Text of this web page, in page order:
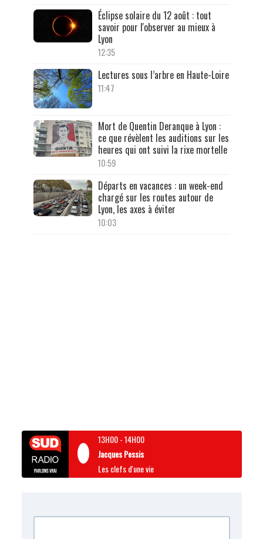
Éclipse solaire du 12 août : tout
savoir pour l'observer au mieux à
Lyon
12:35
Lectures sous l’arbre en Haute-Loire
11:47
Mort de Quentin Deranque à Lyon :
ce que révèlent les auditions sur les
heures qui ont suivi la rixe mortelle
10:59
Départs en vacances : un week-end
chargé sur les routes autour de
Lyon, les axes à éviter
10:03
13H00-14H00
Jacques Pessis
Les clefs d'une vie